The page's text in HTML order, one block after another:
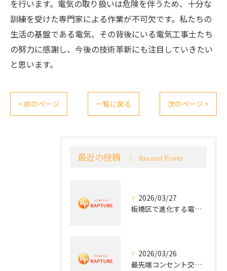
を行います。電気の取り扱いは危険を伴うため、十分な
訓練を受けた専門家による作業が不可欠です。私たちの
生活の基盤である電気、その背後にいる電気工事士たち
の努力に感謝し、今後の技術革新にも注目していきたい
と思います。
< 前のページ 一覧に戻る 次のページ >
最近の投稿 Recent Posts
2026/03/27
板橋区で進化する電気工事と最新コンセント交換技術
2026/03/26
最先端コンセント交換で快適な生活を実現する電気工事の技術